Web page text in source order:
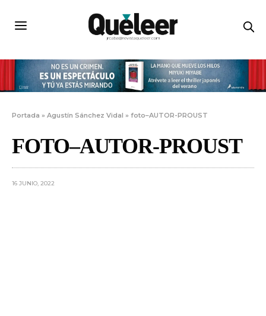
Portada »Agustín Sánchez Vidal »foto–AUTOR-PROUST
FOTO–AUTOR-PROUST
16 JUNIO, 2022